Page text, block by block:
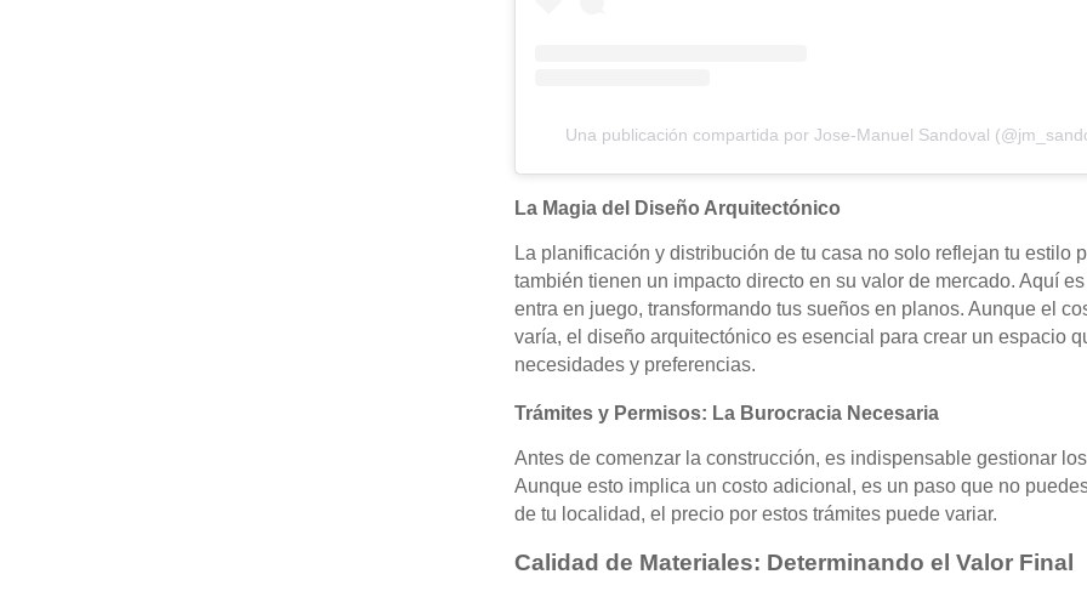
Una publicación compartida por Jose-Manuel Sandoval
La Magia del Diseño Arquitectónico
La planificación y distribución de tu casa no solo reflejan tu estilo
también tienen un impacto directo en su valor de mercado. Aquí
entra en juego, transformando tus sueños en planos. Aunque el
varía, el diseño arquitectónico es esencial para crear un espacio
necesidades y preferencias.
Trámites y Permisos: La Burocracia Necesaria
Antes de comenzar la construcción, es indispensable gestionar
Aunque esto implica un costo adicional, es un paso que no
de tu localidad, el precio por estos trámites puede variar.
Calidad de Materiales: Determinando el Valor Final